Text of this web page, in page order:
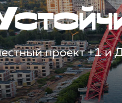
проект +1 и